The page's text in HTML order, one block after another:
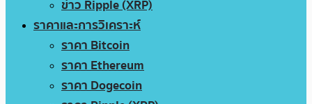
ข่าว Ripple (XRP)
ราคาและการวิเคราะห์
ราคา Bitcoin
ราคา Ethereum
ราคา Dogecoin